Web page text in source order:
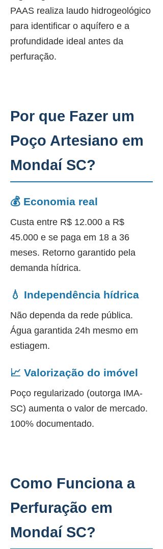
PAAS realiza laudo hidrogeológico
para identificar o aquífero e a
profundidade ideal antes da
perfuração.
Por que Fazer um
Poço Artesiano em
Mondaí SC?
💰 Economia real
Custa entre R$ 12.000 a R$
45.000 e se paga em 18 a 36
meses. Retorno garantido pela
demanda hídrica.
💧 Independência hídrica
Não dependa da rede pública.
Água garantida 24h mesmo em
estiagem.
📈 Valorização do imóvel
Poço regularizado (outorga IMA-
SC) aumenta o valor de mercado.
100% documentado.
Como Funciona a
Perfuração em
Mondaí SC?